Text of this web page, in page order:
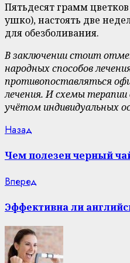
Пятьдесят грамм
ушко), настоять две
для обезболивания.
В заключении стоит
народных способов
противопоставляться
лечения. И схемы
учётом индивидуальных
Continue
Reading
Назад
Чем полезен черный
Вперед
Эффективна ли